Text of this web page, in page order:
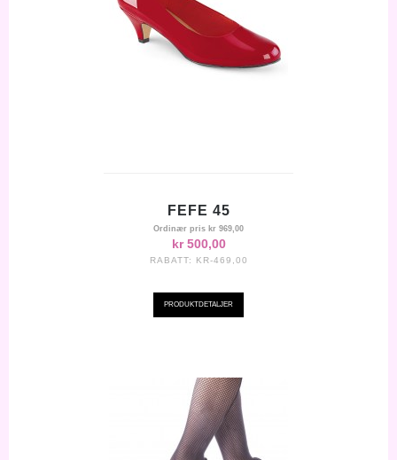
FEFE 45
Ordinær pris kr 969,00
kr 500,00
RABATT: KR-469,00
PRODUKTDETALJER